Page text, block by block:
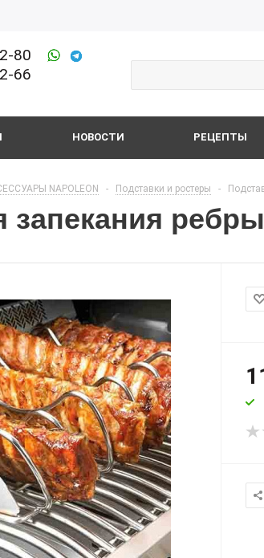
80
66
НОВОСТИ РЕЦЕПТЫ
NAPOLEON - Подставки и ростеры -
запекания